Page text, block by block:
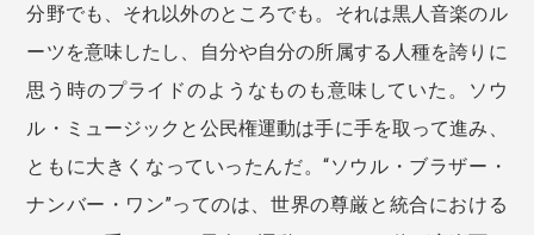
分野でも、それ以外のところでも。それは黒人音楽のル
ーツを意味したし、自分や自分の所属する人種を誇りに
思う時のプライドのようなものも意味していた。ソウ
ル・ミュージックと公民権運動は手に手を取って進み、
ともに大きくなっていったんだ。“ソウル・ブラザー・
ナンバー・ワン”ってのは、世界の尊厳と統合における